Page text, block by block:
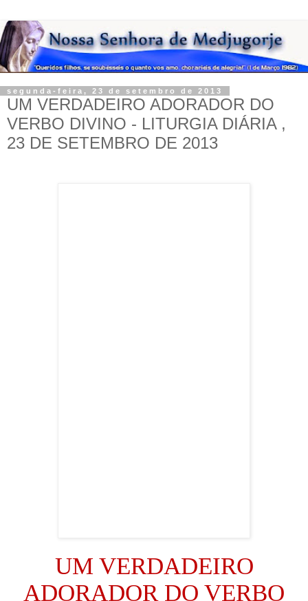
segunda-feira, 23 de setembro de 2013
UM VERDADEIRO ADORADOR DO
VERBO DIVINO - LITURGIA DIÁRIA ,
23 DE SETEMBRO DE 2013
UM VERDADEIRO
ADORADOR DO VERBO